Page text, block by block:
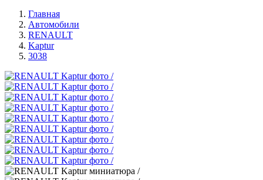
Главная
Автомобили
RENAULT
Kaptur
3038